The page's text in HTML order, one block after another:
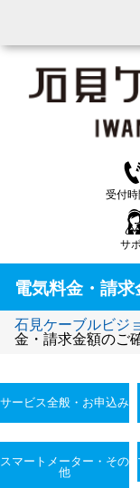
受付時
サ
電気料金・請
石見ケーブルビジ
金・請求金額のご
サービス全般・お申込み
スマートメーター・その
他